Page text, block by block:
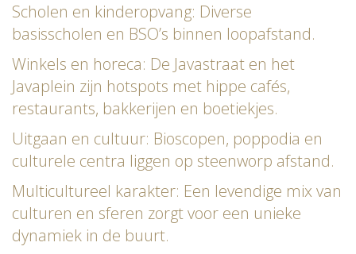
Scholen en kinderopvang: Diverse
basisscholen en BSO’s binnen loopafstand.
Winkels en horeca: De Javastraat en het
Javaplein zijn hotspots met hippe cafés,
restaurants, bakkerijen en boetiekjes.
Uitgaan en cultuur: Bioscopen, poppodia en
culturele centra liggen op steenworp afstand.
Multicultureel karakter: Een levendige mix van
culturen en sferen zorgt voor een unieke
dynamiek in de buurt.